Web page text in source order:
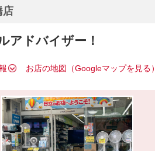
店
アドバイザー！
お店の地図（Googleマップを見る）